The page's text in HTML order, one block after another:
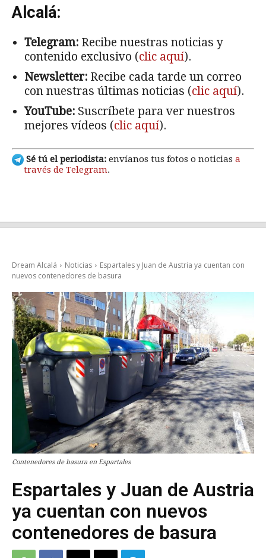
Alcalá:
Telegram: Recibe nuestras noticias y
contenido exclusivo (clic aquí).
Newsletter: Recibe cada tarde un correo
con nuestras últimas noticias (clic aquí).
YouTube: Suscríbete para ver nuestros
mejores vídeos (clic aquí).
Sé tú el periodista: envíanos tus fotos o noticias a
través de Telegram.